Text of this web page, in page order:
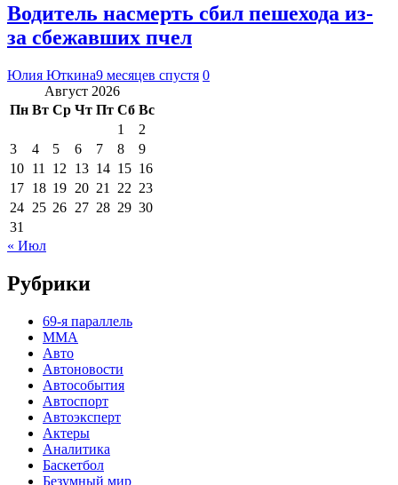
Водитель насмерть сбил пешехода из-
за сбежавших пчел
Юлия Юткина9 месяцев спустя 0
Август 2026
Пн Вт Ср Чт Пт Сб Вс
1
2
3
4 5 6 7 8
9
10 11 12 13 14 15 16
17 18 19 20 21 22 23
24 25 26 27 28 29 30
31
« Июл
Рубрики
69-я параллель
MMA
Авто
Автоновости
Автособытия
Автоспорт
Автоэксперт
Актеры
Аналитика
Баскетбол
Безумный мир